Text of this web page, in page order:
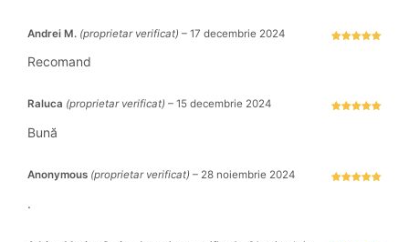
Andrei M. (proprietar verificat) – 17 decembrie 2024
Recomand
Raluca (proprietar verificat) – 15 decembrie 2024
Bună
Anonymous (proprietar verificat) – 28 noiembrie 2024
.